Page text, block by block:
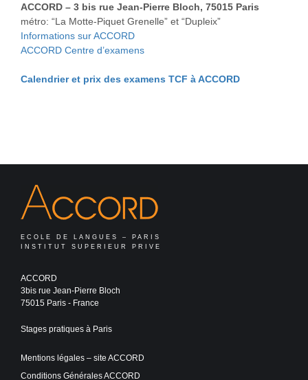
ACCORD – 3 bis rue Jean-Pierre Bloch, 75015 Paris
métro: “La Motte-Piquet Grenelle” et “Dupleix”
Informations sur ACCORD
ACCORD Centre d’examens
Calendrier et prix des examens TCF à ACCORD
ECOLE DE LANGUES – PARIS
INSTITUT SUPERIEUR PRIVE
ACCORD
3bis rue Jean-Pierre Bloch
75015 Paris - France
Stages pratiques à Paris
Mentions légales – site ACCORD
Conditions Générales ACCORD